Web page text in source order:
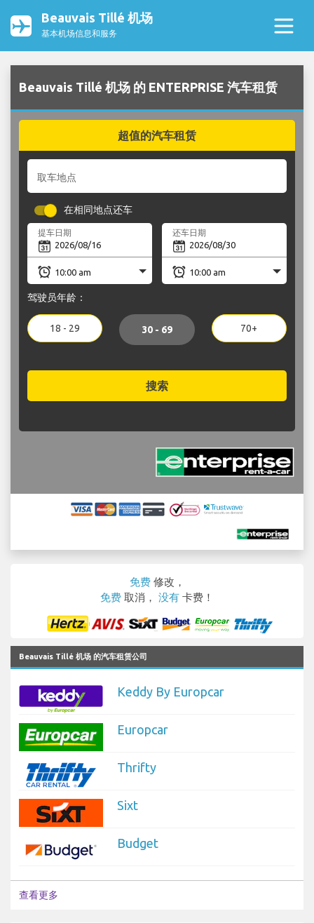
Beauvais Tillé 机场
基本机场信息和服务
Beauvais Tillé 机场 的 ENTERPRISE 汽车租赁
超值的汽车租赁
取车地点
在相同地点还车
提车日期 还车日期
驾驶员年龄：
18 - 29 30 - 69 70+
搜索
免费 修改，
免费 取消， 没有 卡费！
Beauvais Tillé 机场 的汽车租赁公司
Keddy By Europcar
Europcar
Thrifty
Sixt
Budget
查看更多